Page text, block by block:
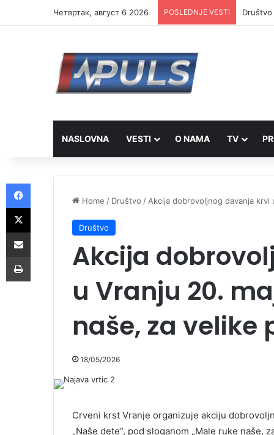
Четвртак, август 6 2026 POSLEDNJE VESTI
NASLOVNA VESTI O NAMA TV
Home / Društvo / Akcija dobrovoljnog davanja krvi
Društvo
Akcija
u Vranju 20.
naše, za velike
18/05/2026
Crveni krst Vranje organizuje akciju
„Naše dete“, pod sloganom „Male ruke naše,
Facebook
X
Share via Email